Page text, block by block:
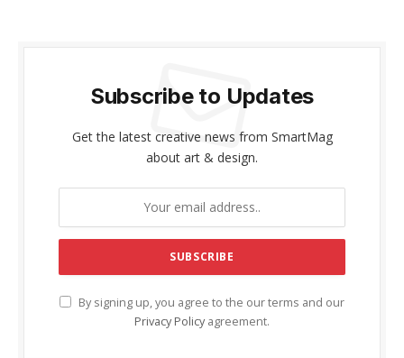
Subscribe to Updates
Get the latest creative news from SmartMag
about art & design.
By signing up, you agree to the our terms and our
Privacy Policy agreement.